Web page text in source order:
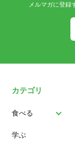
メルマガに登録
カテゴリ
食べる
パン
学ぶ